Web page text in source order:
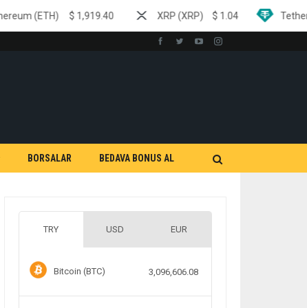
BORSALAR BEDAVA BONUS AL
TRY USD EUR
Bitcoin (BTC) 3,096,606.08
1,919.40 XRP (XRP) $1.04 Tether (USDT) $